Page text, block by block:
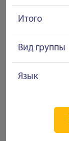
Итого
Вид группы
Язык